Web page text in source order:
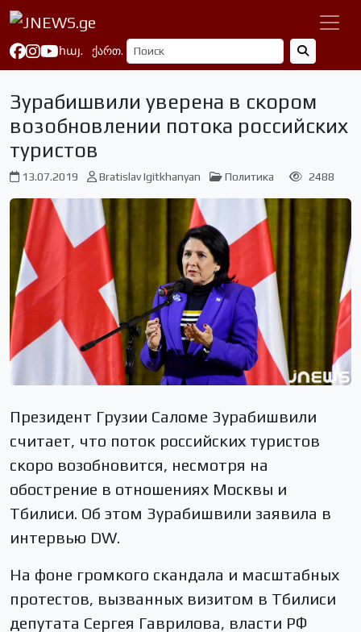
հայ. ქართ.
Зурабишвили уверена в скором
возобновлении потока российских
туристов
13.07.2019 Bratislav Igitkhanyan Политика 2488
Президент Грузии Саломе Зурабишвили
считает, что поток российских туристов
скоро возобновится, несмотря на
обострение в отношениях Москвы и
Тбилиси. Об этом Зурабишвили заявила в
интервью DW.
На фоне громкого скандала и масштабных
протестов, вызванных визитом в Тбилиси
депутата Сергея Гаврилова, власти РФ